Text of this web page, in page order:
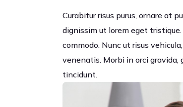
Curabitur risus purus, ornare at
dignissim ut lorem eget
commodo. Nunc ut risus
venenatis. Morbi in orci gravida,
tincidunt.